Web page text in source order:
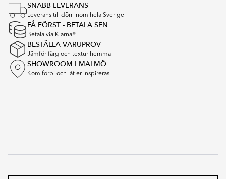
SNABB LEVERANS
Leverans till dörr inom hela Sverige
FÅ FÖRST - BETALA SEN
Betala via Klarna®
BESTÄLLA VARUPROV
Jämför färg och textur hemma
SHOWROOM I MALMÖ
Kom förbi och låt er inspireras